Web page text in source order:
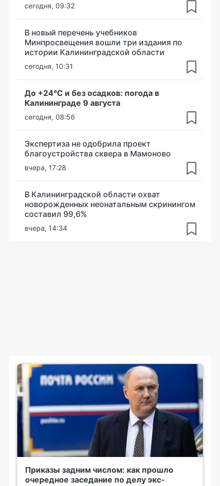
сегодня, 09:32
В новый перечень учебников
Минпросвещения вошли три издания по
истории Калининградской области
сегодня, 10:31
До +24°С и без осадков: погода в
Калининграде 9 августа
сегодня, 08:56
Экспертиза не одобрила проект
благоустройства сквера в Мамоново
вчера, 17:28
В Калининградской области охват
новорожденных неонатальным скринингом
составил 99,6%
вчера, 14:34
Приказы задним числом: как прошло
очередное заседание по делу экс-